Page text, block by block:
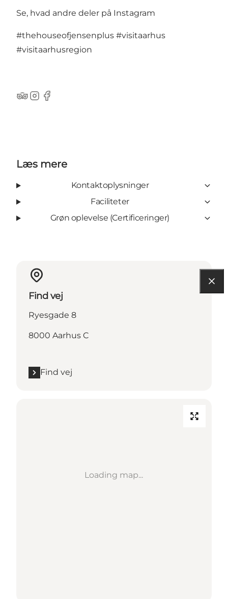
Se, hvad andre deler på Instagram
#thehouseofjensenplus #visitaarhus
#visitaarhusregion
TripAdvisor
Instagram
Facebook
Læs mere
Kontaktoplysninger
Faciliteter
Grøn oplevelse (Certificeringer)
Find vej
Ryesgade 8
8000 Aarhus C
Find vej
Loading map...